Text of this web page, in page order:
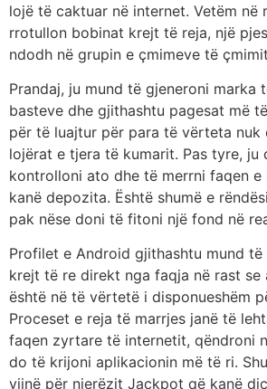
lojë të caktuar në internet. Vetëm në
rrotullon bobinat krejt të reja, një
ndodh në grupin e çmimeve të
Prandaj, ju mund të gjeneroni marka
basteve dhe gjithashtu pagesat më
për të luajtur për para të vërteta nuk
lojërat e tjera të kumarit. Pas tyre, ju
kontrolloni ato dhe të merrni faqen
kanë depozita. Është shumë e
pak nëse doni të fitoni një fond në
Profilet e Android gjithashtu mund të
krejt të re direkt nga faqja në rast se
është në të vërtetë i disponueshëm
Proceset e reja të marrjes janë të
faqen zyrtare të internetit, qëndroni
do të krijoni aplikacionin më të ri.
vijnë për njerëzit Jackpot që kanë